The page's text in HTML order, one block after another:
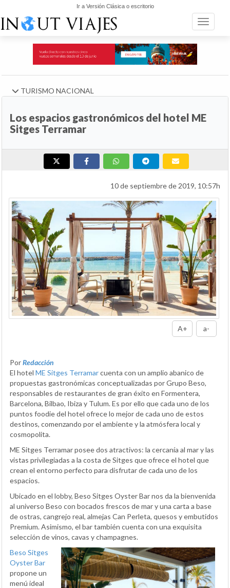
Ir a Versión Clásica o escritorio
Toggle
TURISMO NACIONAL
Los espacios gastronómicos del hotel ME
Sitges Terramar
10 de septiembre de 2019, 10:57h
A+ a-
PorRedacción
El hotel ME Sitges Terramarcuenta con un amplio abanico de
propuestas gastronómicas conceptualizadas por Grupo Beso,
responsables de restaurantes de gran éxito en Formentera,
Barcelona, Bilbao, Ibiza y Tulum. Es por ello que cada uno de los
puntos foodie del hotel ofrece lo mejor de cada uno de estos
destinos, comenzando por el ambiente y la atmósfera local y
cosmopolita.
ME Sitges Terramar posee dos atractivos: la cercanía al mar y las
vistas privilegiadas a la costa de Sitges que ofrece el hotel que
crean el entorno perfecto para disfrutar de cada uno de los
espacios.
Ubicado en el lobby, Beso Sitges Oyster Bar nos da la bienvenida
al universo Beso con bocados frescos de mar y una carta a base
de ostras, cangrejo real, almejas Can Perleta, quesos y embutidos
Premium. Asimismo, el bar también cuenta con una exquisita
selección de vinos, cavas y champagnes.
Beso Sitges
Oyster Bar
propone un
menú ideal